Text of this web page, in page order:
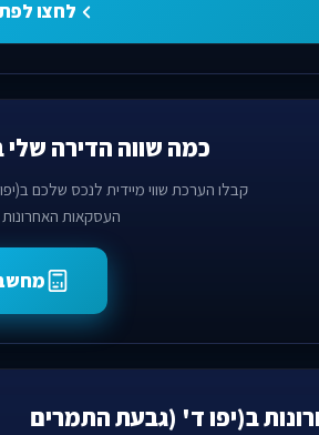
לחצו
כמה שווה הדירה
קבלו הערכת שווי מיידית לנכס שלכם
העסקאות האחרונות
ב(יפו ד' (גבעת התמרים